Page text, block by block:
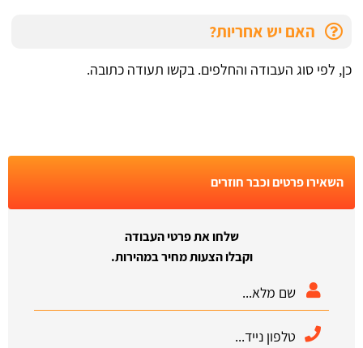
האם יש אחריות?
כן, לפי סוג העבודה והחלפים. בקשו תעודה כתובה.
השאירו פרטים וכבר חוזרים
שלחו את פרטי העבודה
וקבלו הצעות מחיר במהירות.